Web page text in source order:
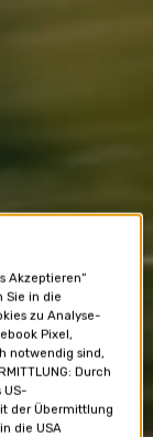
Akzeptieren“
Sie in die
zu Analyse-
Pixel,
notwendig sind,
Durch
US-
der Übermittlung
die USA